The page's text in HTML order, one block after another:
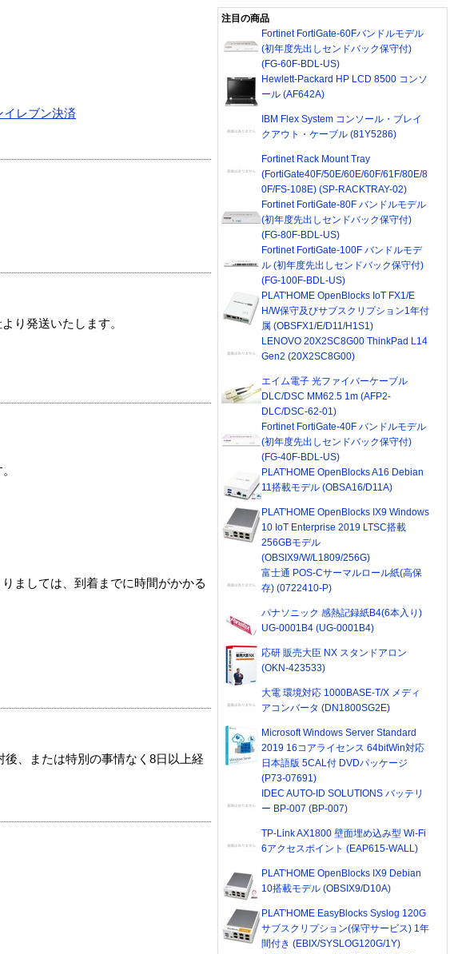
イレブン決済
り発送いたします。
ましては、到着までに時間がかかる
、または特別の事情なく8日以上経
注目の商品
Fortinet FortiGate-60Fバンドルモデル
(初年度先出しセンドバック保守付)
(FG-60F-BDL-US)
Hewlett-Packard HP LCD 8500 コンソ
ール (AF642A)
IBM Flex System コンソール・ブレイ
クアウト・ケーブル (81Y5286)
Fortinet Rack Mount Tray
(FortiGate40F/50E/60E/60F/61F/80E/8
0F/FS-108E) (SP-RACKTRAY-02)
Fortinet FortiGate-80F バンドルモデル
(初年度先出しセンドバック保守付)
(FG-80F-BDL-US)
Fortinet FortiGate-100F バンドルモデ
ル (初年度先出しセンドバック保守付)
(FG-100F-BDL-US)
PLAT'HOME OpenBlocks IoT FX1/E
H/W保守及びサブスクリプション1年付
属 (OBSFX1/E/D11/H1S1)
LENOVO 20X2SC8G00 ThinkPad L14
Gen2 (20X2SC8G00)
エイム電子 光ファイバーケーブル
DLC/DSC MM62.5 1m (AFP2-
DLC/DSC-62-01)
Fortinet FortiGate-40F バンドルモデル
(初年度先出しセンドバック保守付)
(FG-40F-BDL-US)
PLAT'HOME OpenBlocks A16 Debian
11搭載モデル (OBSA16/D11A)
PLAT'HOME OpenBlocks IX9 Windows
10 IoT Enterprise 2019 LTSC搭載
256GBモデル
(OBSIX9/W/L1809/256G)
富士通 POS-Cサーマルロール紙(高保
存) (0722410-P)
パナソニック 感熱記録紙B4(6本入り)
UG-0001B4 (UG-0001B4)
応研 販売大臣 NX スタンドアロン
(OKN-423533)
大電 環境対応 1000BASE-T/X メディ
アコンバータ (DN1800SG2E)
Microsoft Windows Server Standard
2019 16コアライセンス 64bitWin対応
日本語版 5CAL付 DVDパッケージ
(P73-07691)
IDEC AUTO-ID SOLUTIONS バッテリ
ー BP-007 (BP-007)
TP-Link AX1800 壁面埋め込み型 Wi-Fi
6アクセスポイント (EAP615-WALL)
PLAT'HOME OpenBlocks IX9 Debian
10搭載モデル (OBSIX9/D10A)
PLAT'HOME EasyBlocks Syslog 120G
サブスクリプション(保守サービス) 1年
間付き (EBIX/SYSLOG120G/1Y)